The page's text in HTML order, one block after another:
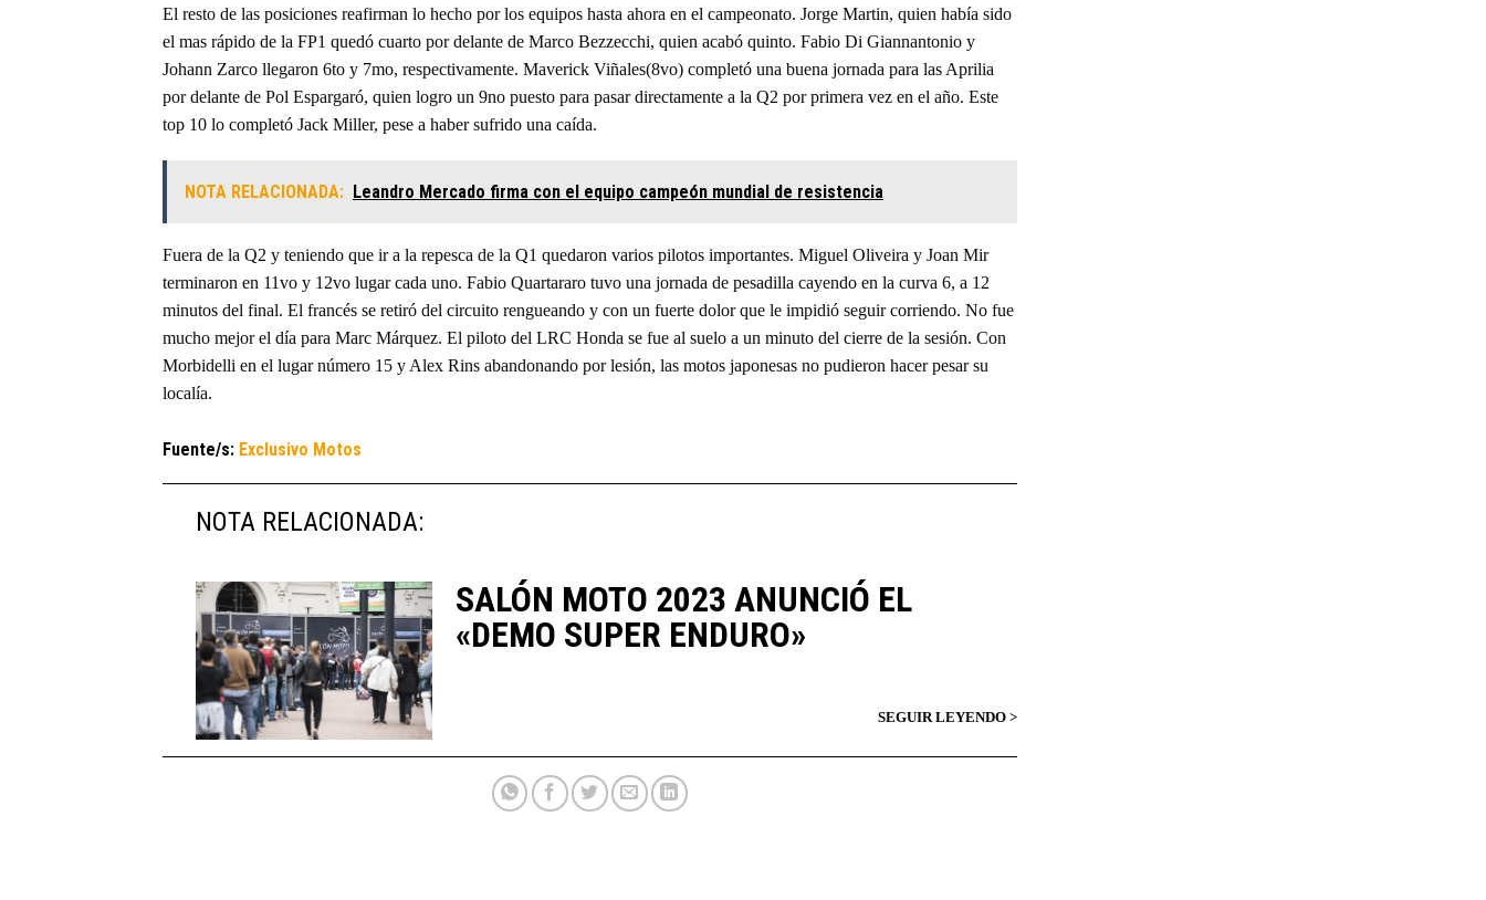
El resto de las posiciones reafirman lo hecho por los equipos hasta ahora en el campeonato. Jorge Martin, quien había sido
el mas rápido de la FP1 quedó cuarto por delante de Marco Bezzecchi, quien acabó quinto. Fabio Di Giannantonio y
Johann Zarco llegaron 6to y 7mo, respectivamente. Maverick Viñales(8vo) completó una buena jornada para las Aprilia
por delante de Pol Espargaró, quien logro un 9no puesto para pasar directamente a la Q2 por primera vez en el año. Este
top 10 lo completó Jack Miller, pese a haber sufrido una caída.
NOTA RELACIONADA: Leandro Mercado firma con el equipo campeón mundial de resistencia
Fuera de la Q2 y teniendo que ir a la repesca de la Q1 quedaron varios pilotos importantes. Miguel Oliveira y Joan Mir
terminaron en 11vo y 12vo lugar cada uno. Fabio Quartararo tuvo una jornada de pesadilla cayendo en la curva 6, a 12
minutos del final. El francés se retiró del circuito rengueando y con un fuerte dolor que le impidió seguir corriendo. No fue
mucho mejor el día para Marc Márquez. El piloto del LRC Honda se fue al suelo a un minuto del cierre de la sesión. Con
Morbidelli en el lugar número 15 y Alex Rins abandonando por lesión, las motos japonesas no pudieron hacer pesar su
localía.
Fuente/s: Exclusivo Motos
NOTA RELACIONADA:
SALÓN MOTO 2023 ANUNCIÓ EL
«DEMO SUPER ENDURO»